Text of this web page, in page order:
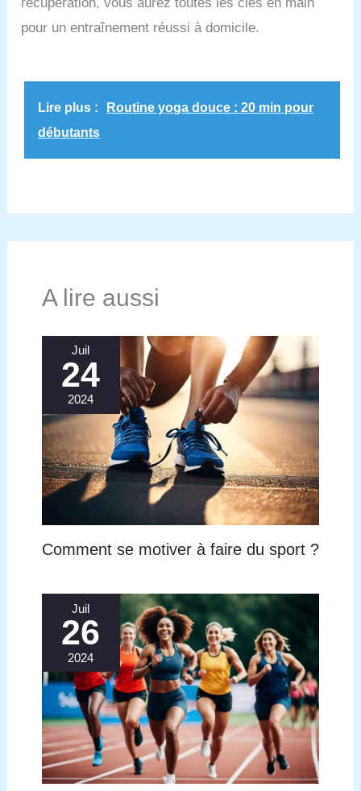
pour un entraînement réussi à domicile.
Lire plus :
Routine yoga douce : 20 min pour
débutants
A lire aussi
Juil
24
2024
Comment se motiver à faire du sport ?
Juil
26
2024